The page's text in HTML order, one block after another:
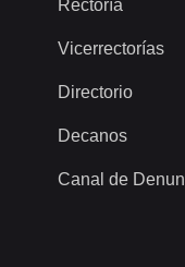
Rectoría
Vicerrectorías
Directorio
Decanos
Canal de